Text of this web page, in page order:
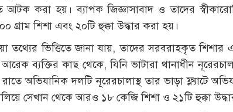
করা হয়। ব্যাপক জিজ্ঞাসাবাদ ও তাদের
শিশা এবং ২০টি হুক্কা উদ্ধার করা হয়।
তথ্যের ভিত্তিতে জানা যায়, তাদের সরবরাহকৃত
ব্যক্তির কাছ থেকে, যিনি ভাটারা থানাধীন
অভিযানিক দলটি নূরেরচালাস্থ তার ভাড়া ফ্ল্যাটে
সেখান থেকে আরও ১৮ কেজি শিশা ও ২১টি হুক্কা